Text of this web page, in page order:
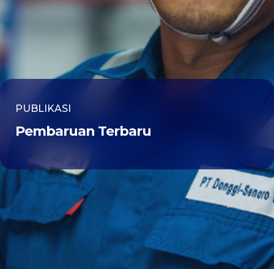
PUBLIKASI
Pembaruan Terbaru